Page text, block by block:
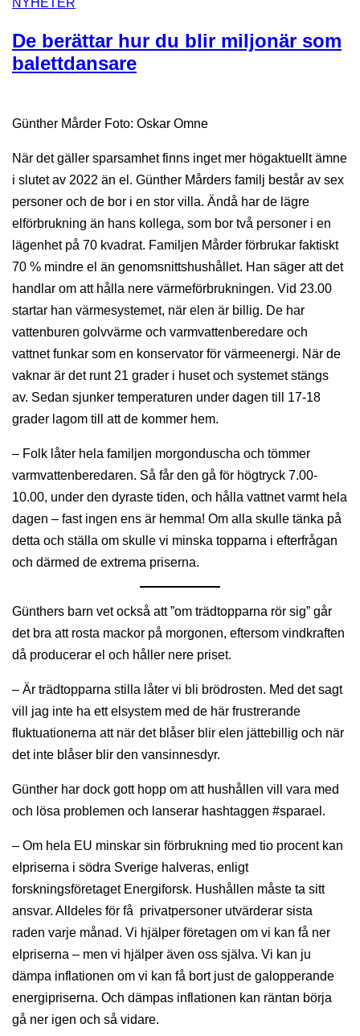
De berättar hur du blir miljonär som
balettdansare
Günther Mårder Foto: Oskar Omne
När det gäller sparsamhet finns inget mer högaktuellt ämne
i slutet av 2022 än el. Günther Mårders familj består av sex
personer och de bor i en stor villa. Ändå har de lägre
elförbrukning än hans kollega, som bor två personer i en
lägenhet på 70 kvadrat. Familjen Mårder förbrukar faktiskt
70 % mindre el än genomsnittshushållet. Han säger att det
handlar om att hålla nere värmeförbrukningen. Vid 23.00
startar han värmesystemet, när elen är billig. De har
vattenburen golvvärme och varmvattenberedare och
vattnet funkar som en konservator för värmeenergi. När de
vaknar är det runt 21 grader i huset och systemet stängs
av. Sedan sjunker temperaturen under dagen till 17-18
grader lagom till att de kommer hem.
– Folk låter hela familjen morgonduscha och tömmer
varmvattenberedaren. Så får den gå för högtryck 7.00-
10.00, under den dyraste tiden, och hålla vattnet varmt hela
dagen – fast ingen ens är hemma! Om alla skulle tänka på
detta och ställa om skulle vi minska topparna i efterfrågan
och därmed de extrema priserna.
Günthers barn vet också att ”om trädtopparna rör sig” går
det bra att rosta mackor på morgonen, eftersom vindkraften
då producerar el och håller nere priset.
– Är trädtopparna stilla låter vi bli brödrosten. Med det sagt
vill jag inte ha ett elsystem med de här frustrerande
fluktuationerna att när det blåser blir elen jättebillig och när
det inte blåser blir den vansinnesdyr.
Günther har dock gott hopp om att hushållen vill vara med
och lösa problemen och lanserar hashtaggen #sparael.
– Om hela EU minskar sin förbrukning med tio procent kan
elpriserna i södra Sverige halveras, enligt
forskningsföretaget Energiforsk. Hushållen måste ta sitt
ansvar. Alldeles för få privatpersoner utvärderar sista
raden varje månad. Vi hjälper företagen om vi kan få ner
elpriserna – men vi hjälper även oss själva. Vi kan ju
dämpa inflationen om vi kan få bort just de galopperande
energipriserna. Och dämpas inflationen kan räntan börja
gå ner igen och så vidare.